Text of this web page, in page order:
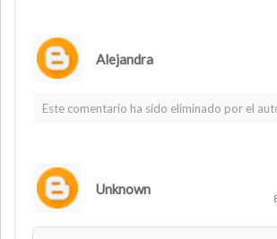
Alejandra
Este comentario ha sido eliminado por el
Unknown